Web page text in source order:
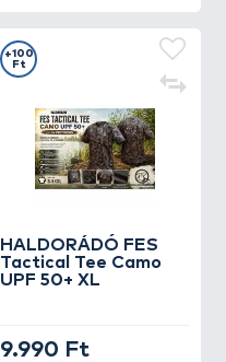
HALDORÁDÓ FES
Tactical Tee Camo
UPF 50+ XL
+100
Ft
9.990 Ft